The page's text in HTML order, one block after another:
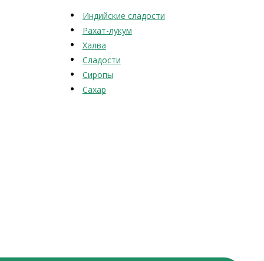
Индийские сладости
Рахат-лукум
Халва
Сладости
Сиропы
Сахар